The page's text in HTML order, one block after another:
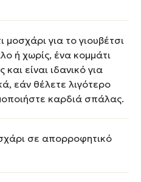
μοσχάρι για το γιουβέτσι
ή χωρίς, ένα κομμάτι
είναι ιδανικό για
εάν θέλετε λιγότερο
καρδιά σπάλας.
σε απορροφητικό